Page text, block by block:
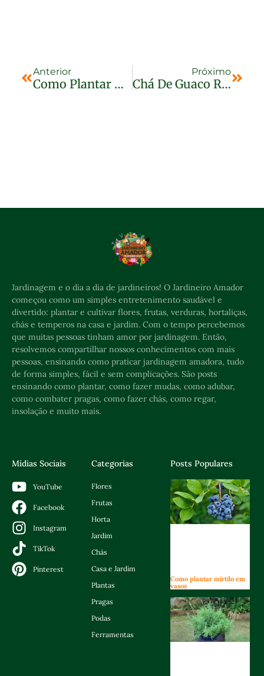
Anterior
Como Plantar Alecrim
Próximo
Chá De Guaco Remédio Caseiro
Jardinagem e o dia a dia de jardineiros! O Jardineiro Amador
começou como um simples entretenimento saudável e
divertido: plantar e cultivar flores, frutas, verduras, hortaliças,
chás e temperos na casa e jardim. Com o tempo percebemos
que muitas pessoas tinham amor por jardinagem. Então,
resolvemos compartilhar nossos conhecimentos com mais
pessoas, ensinando como praticar jardinagem amadora, tudo
de forma simples, fácil e sem complicações. São posts
ensinando como plantar, como fazer mudas, como adubar,
como combater pragas, como fazer chás, como regar,
insolação e muito mais.
Mídias Sociais
YouTube
Facebook
Instagram
TikTok
Pinterest
Categorias
Flores
Frutas
Horta
Jardim
Chás
Casa e Jardim
Plantas
Pragas
Podas
Ferramentas
Posts Populares
Como plantar mirtilo em
vasos